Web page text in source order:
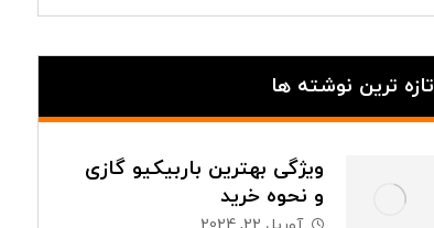
تازه ترین نوشته ها
ویژگی بهترین باربیکیو گازی
و نحوه خرید